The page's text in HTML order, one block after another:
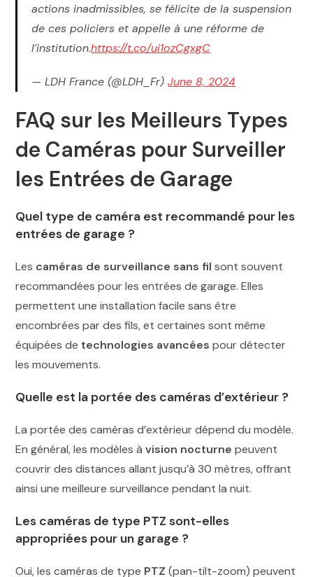
actions inadmissibles, se félicite de la suspension
de ces policiers et appelle à une réforme de
l’institution.https://t.co/ui1ozCgxgC
— LDH France (@LDH_Fr)June 8, 2024
FAQ sur les Meilleurs Types
de Caméras pour Surveiller
les Entrées de Garage
Quel type de caméra est recommandé pour les
entrées de garage ?
Les caméras de surveillance sans fil sont souvent
recommandées pour les entrées de garage. Elles
permettent une installation facile sans être
encombrées par des fils, et certaines sont même
équipées de technologies avancées pour détecter
les mouvements.
Quelle est la portée des caméras d’extérieur ?
La portée des caméras d’extérieur dépend du modèle.
En général, les modèles àvision nocturne peuvent
couvrir des distances allant jusqu’à 30 mètres, offrant
ainsi une meilleure surveillance pendant la nuit.
Les caméras de type PTZ sont-elles
appropriées pour un garage ?
Oui, les caméras de type PTZ (pan-tilt-zoom) peuvent